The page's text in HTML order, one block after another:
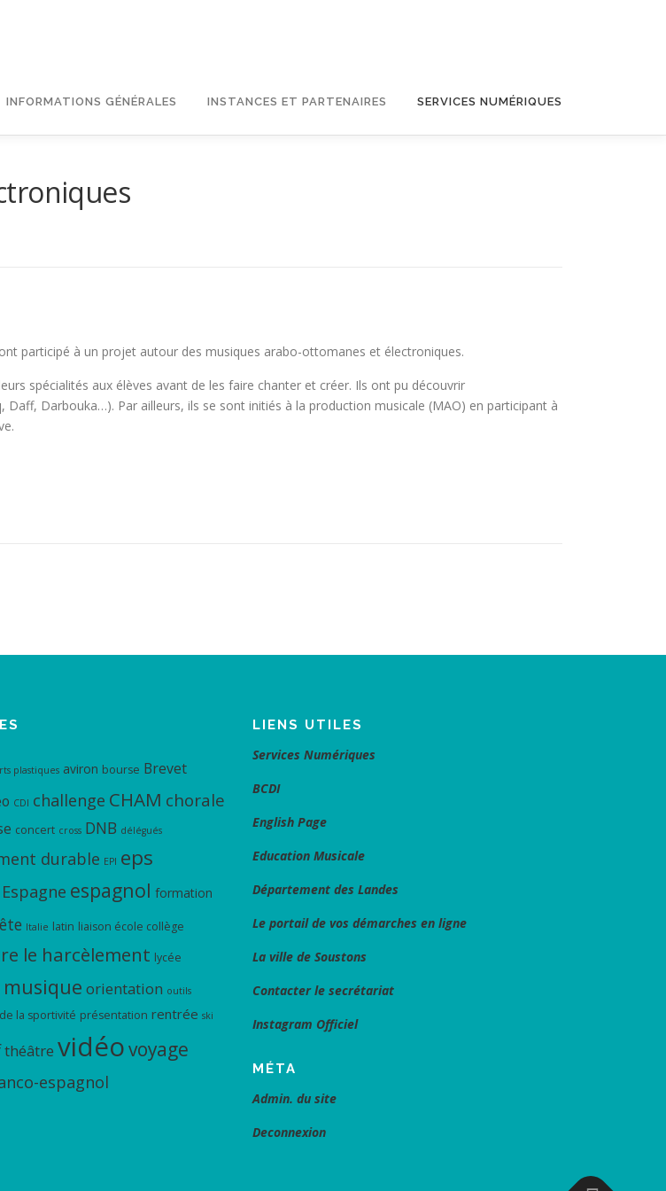
INFORMATIONS GÉNÉRALES INSTANCES ET PARTENAIRES SERVICES NUMÉRIQUES
participé à un projet autour des musiques arabo-ottomanes et électroniques.
spécialités aux élèves avant de les faire chanter et créer. Ils ont pu découvrir
Darbouka…). Par ailleurs, ils se sont initiés à la production musicale (MAO) en participant à
plastiques aviron bourse Brevet
CDI challenge CHAM chorale
concert cross DNB délégués
durable EPI eps
Espagne espagnol formation
Italie latin liaison école collège
le harcèlement lycée
musique orientation outils
la sportivité présentation rentrée ski
théâtre vidéovoyage
espagnol
LIENS UTILES
Services Numériques
BCDI
English Page
Education Musicale
Département des Landes
Le portail de vos démarches en ligne
La ville de Soustons
Contacter le secrétariat
Instagram Officiel
MÉTA
Admin. du site
Deconnexion